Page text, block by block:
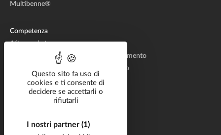
Questo sito fa uso di
cookies e ti consente di
decidere se accettarli o
rifiutarli
I nostri partner (1)
Multibenne®
Competenza
Aftermarket
Produzione di sistemi idraulici di sollevamento
Progettazione di sistemi di sollevamento
Soluzioni settoriali
Documentazione